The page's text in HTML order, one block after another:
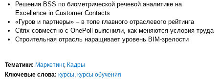
Решения BSS по биометрической речевой аналитике на
Excellence in Customer Contacts
«Гуров и партнеры» – в топе главного отраслевого рейтинга
Citrix совместно с OnePoll выяснили, как меняются условия труда
Строительная отрасль наращивает уровень BIM-зрелости
Тематики: Маркетинг, Кадры
Ключевые слова: курсы, курсы обучения